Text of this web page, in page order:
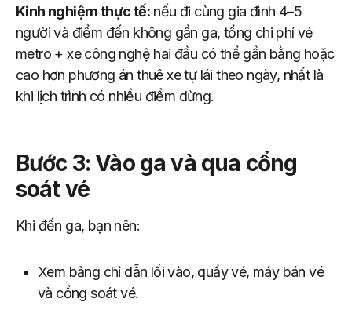
Kinh nghiệm thực tế: nếu đi cùng gia đình 4–5
người và điểm đến không gần ga, tổng chi phí vé
metro + xe công nghệ hai đầu có thể gần bằng hoặc
cao hơn phương án thuê xe tự lái theo ngày, nhất là
khi lịch trình có nhiều điểm dừng.
Bước 3: Vào ga và qua cổng
soát vé
Khi đến ga, bạn nên:
Xem bảng chỉ dẫn lối vào, quầy vé, máy bán vé
và cổng soát vé.